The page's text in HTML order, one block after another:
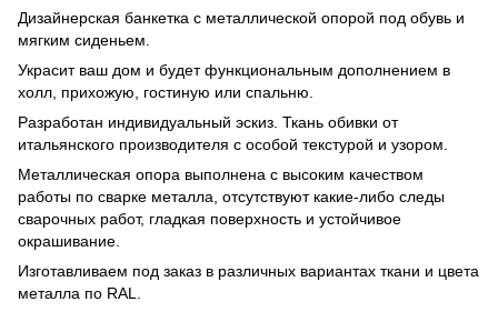
Дизайнерская банкетка с металлической опорой под обувь и
мягким сиденьем.
Украсит ваш дом и будет функциональным дополнением в
холл, прихожую, гостиную или спальню.
Разработан индивидуальный эскиз. Ткань обивки от
итальянского производителя с особой текстурой и узором.
Металлическая опора выполнена с высоким качеством
работы по сварке металла, отсутствуют какие-либо следы
сварочных работ, гладкая поверхность и устойчивое
окрашивание.
Изготавливаем под заказ в различных вариантах ткани и цвета
металла по RAL.